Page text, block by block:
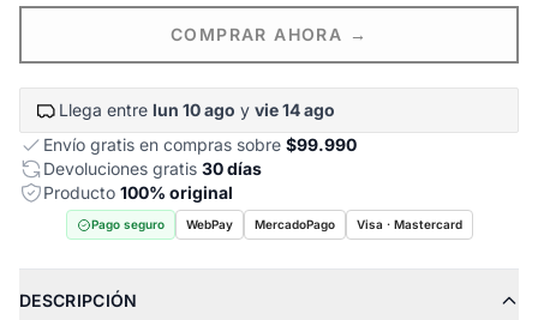
COMPRAR AHORA →
Llega entre lun 10 ago y vie 14 ago
Envío gratis en compras sobre $99.990
Devoluciones gratis 30 días
Producto 100% original
Pago seguro WebPay MercadoPago Visa · Mastercard
DESCRIPCIÓN